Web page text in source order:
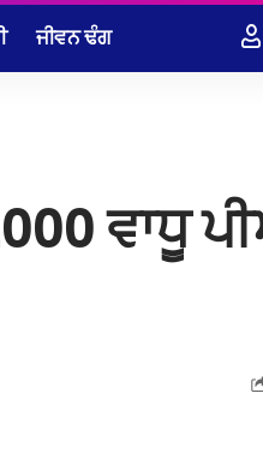
ਜੀਵਨ ਢੰਗ
ਵਾਧੂ